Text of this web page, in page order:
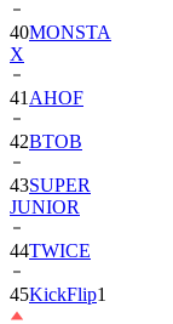
40MONSTA
X
41 AHOF
42BTOB
43SUPER
JUNIOR
44TWICE
45KickFlip1